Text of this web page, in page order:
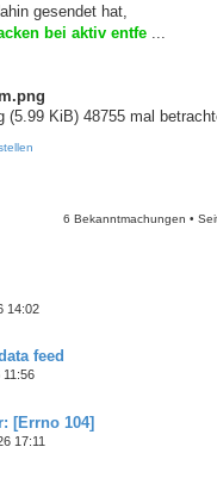
gesendet hat,
bei aktiv entfe
(5.99 KiB) 48755 mal
6 Bekanntmachungen •
14:02
feed
11:56
[Errno 104]
17:11